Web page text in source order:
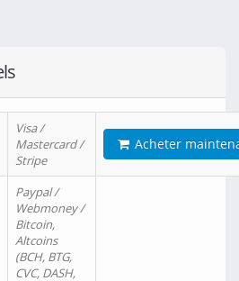
Visa /
Mastercard /
Stripe
Acheter
Paypal /
Webmoney /
Bitcoin,
Altcoins
(BCH, BTG,
CVC, DASH,